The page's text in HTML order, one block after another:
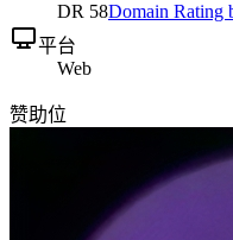
DR 58Domain Rating
平台
Web
赞助位